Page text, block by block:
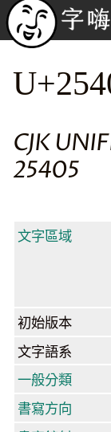
CJK
25405
文字區域
初始版本
文字語系
一般分類
書寫方向